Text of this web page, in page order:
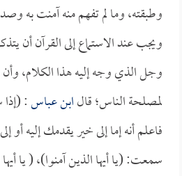
وطبقته، وما لم تفهم منه آمنت به
ويجب عند الاستماع إلى القرآن أن
وجل الذي وجه إليه هذا الكلام، وأن
لمصلحة الناس؛ قالابن عباس:
فاعلم أنه إما إلى خير يقدمك إليه
سمعت: (يا أيها الذين آمنوا)، ( يا